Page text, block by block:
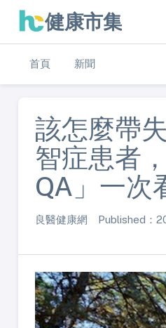
健康市集
首頁 新聞
該怎麼帶
智症患者
QA」一次
良醫健康網 Published：